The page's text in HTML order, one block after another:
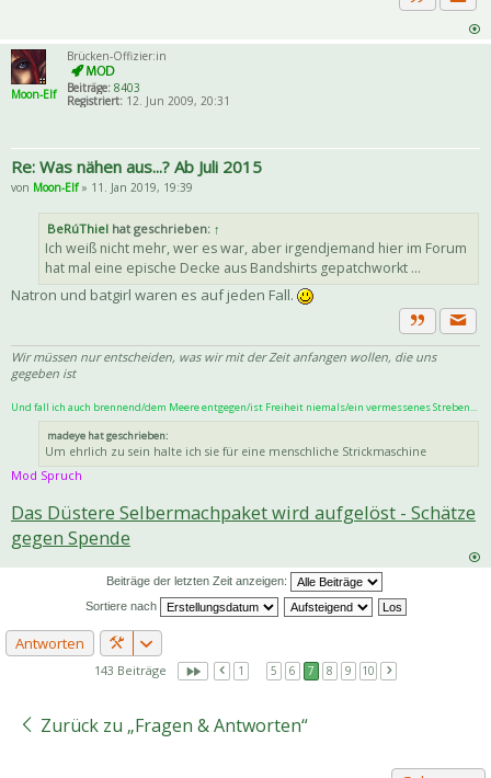
Zitat
Moon-Elf
Brücken-Offizier:in
Beiträge: 8403
Registriert: 12. Jun 2009, 20:31
Re: Was nähen aus...? Ab Juli 2015
von Moon-Elf» 11. Jan 2019, 19:39
BeRúThiel hat geschrieben: ↑
Ich weiß nicht mehr, wer es war, aber irgendjemand hier im Forum
hat mal eine epische Decke aus Bandshirts gepatchworkt ...
Natron und batgirl waren es auf jeden Fall.
Zitat
Wir müssen nur entscheiden, was wir mit der Zeit anfangen wollen, die uns
gegeben ist
Und fall ich auch brennend/dem Meere entgegen/ist Freiheit niemals/ein vermessenes Streben...
madeye hat geschrieben:
Um ehrlich zu sein halte ich sie für eine menschliche Strickmaschine
Mod Spruch
Das Düstere Selbermachpaket wird aufgelöst - Schätze
gegen Spende
Beiträge der letzten Zeit anzeigen:
Sortiere nach
Antworten
143 Beiträge 1 5 6 7 8 9 10
Zurück zu „Fragen & Antworten“